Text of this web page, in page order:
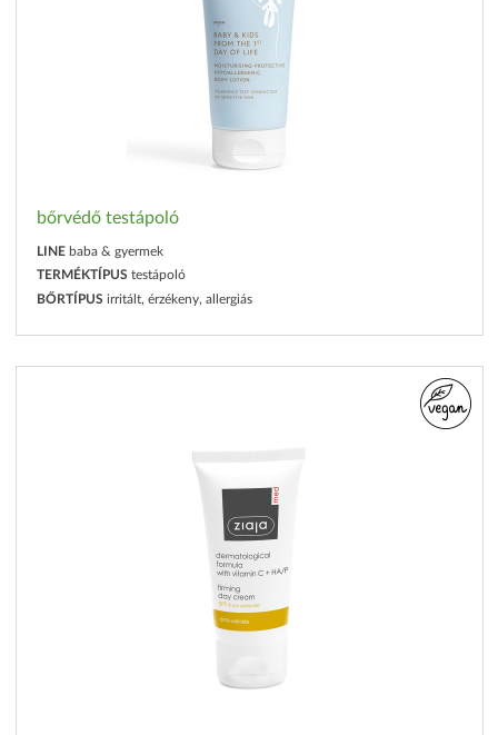
bőrvédő testápoló
LINE baba & gyermek
TERMÉKTÍPUS testápoló
BŐRTÍPUS irritált, érzékeny, allergiás